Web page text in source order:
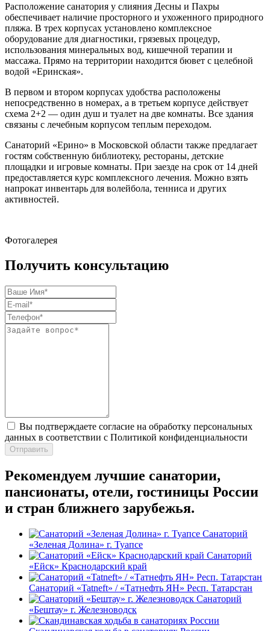
Расположение санатория у слияния Десны и Пахры
обеспечивает наличие просторного и ухоженного природного
пляжа. В трех корпусах установлено комплексное
оборудование для диагностики, грязевых процедур,
использования минеральных вод, кишечной терапии и
массажа. Прямо на территории находится бювет с целебной
водой «Еринская».
В первом и втором корпусах удобства расположены
непосредственно в номерах, а в третьем корпусе действует
схема 2+2 — один душ и туалет на две комнаты. Все здания
связаны с лечебным корпусом теплым переходом.
Санаторий «Ерино» в Московской области также предлагает
гостям собственную библиотеку, рестораны, детские
площадки и игровые комнаты. При заезде на срок от 14 дней
предоставляется курс комплексного лечения. Можно взять
напрокат инвентарь для волейбола, тенниса и других
активностей.
Фотогалерея
Получить консультацию
Вы подтверждаете согласие на обработку персональных
данных в соответствии с Политикой конфиденциальности
Отправить
Рекомендуем лучшие санатории,
пансионаты, отели, гостиницы России
и стран ближнего зарубежья.
Санаторий
«Зеленая Долина» г. Туапсе
Санаторий
«Ейск» Краснодарский край
Санаторий «Tatneft» / «Татнефть ЯН» Респ. Татарстан
Санаторий
«Бештау» г. Железноводск